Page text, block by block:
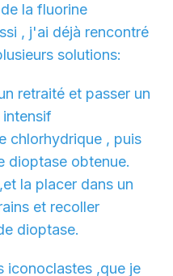
la fluorine
, j'ai déjà rencontré
solutions:
retraité et passer un
chlorhydrique , puis
dioptase obtenue.
la placer dans un
et recoller
dioptase.
iconoclastes ,que je